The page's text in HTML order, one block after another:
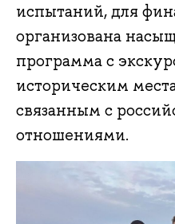
испытаний, для
организована
программа с
историческим
связанным с
отношениями.